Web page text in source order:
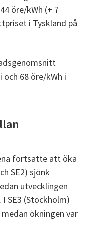
öre/kWh (+ 7
i Tyskland på
och 68 öre/kWh i
fortsatte att öka
SE2) sjönk
utvecklingen
SE3 (Stockholm)
ökningen var